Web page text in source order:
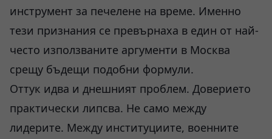
инструмент за печелене на време. Именно
тези признания се превърнаха в един от най-
често използваните аргументи в Москва
срещу бъдещи подобни формули.
Оттук идва и днешният проблем. Доверието
практически липсва. Не само между
лидерите. Между институциите, военните